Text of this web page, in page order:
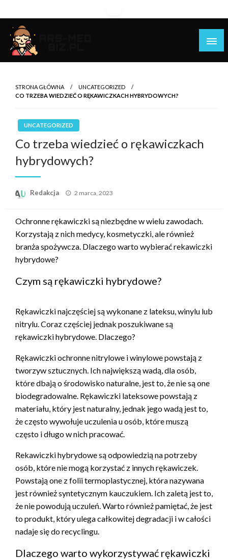
to
content
Piękniejsza strona Ciebie!
STRONA GŁÓWNA
UNCATEGORIZED
CO TRZEBA WIEDZIEĆ O RĘKAWICZKACH HYBRYDOWYCH?
UNCATEGORIZED
Co trzeba wiedzieć o rękawiczkach
hybrydowych?
Redakcja
Opublikowane
2 marca, 2023
Ochronne rękawiczki są niezbędne w wielu zawodach.
Korzystają z nich medycy, kosmetyczki, ale również
branża spożywcza. Dlaczego warto wybierać rekawiczki
hybrydowe?
Czym są rękawiczki hybrydowe?
Rękawiczki najczęściej są wykonane z lateksu, winylu lub
nitrylu. Coraz częściej jednak poszukiwane są
rękawiczki hybrydowe. Dlaczego?
Rękawiczki ochronne nitrylowe i winylowe powstają z
tworzyw sztucznych. Ich największą wadą, dla osób,
które dbają o środowisko naturalne, jest to, że nie są one
biodegradowalne. Rękawiczki lateksowe powstają z
materiału, który jest naturalny, jednak jego wadą jest to,
że często wywołuje uczulenia u osób, które muszą
często i długo w nich pracować.
Rekawiczki hybrydowe są odpowiedzią na potrzeby
osób, które nie mogą korzystać z innych rękawiczek.
Powstają one z folii termoplastycznej, która nazywana
jest również syntetycznym kauczukiem. Ich zaletą jest to,
że nie powodują uczuleń. Warto również pamiętać, że jest
to produkt, który ulega całkowitej degradacji i w całości
nadaje się do recyclingu.
Dlaczego warto wykorzystywać rękawiczki